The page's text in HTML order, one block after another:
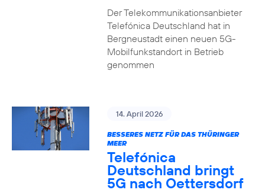
Der Telekommunikationsanbieter
Telefónica Deutschland hat in
Bergneustadt einen neuen 5G-
Mobilfunkstandort in Betrieb
genommen
14. April 2026
BESSERES NETZ FÜR DAS THÜRINGER
MEER
Telefónica
Deutschland bringt
5G nach Oettersdorf